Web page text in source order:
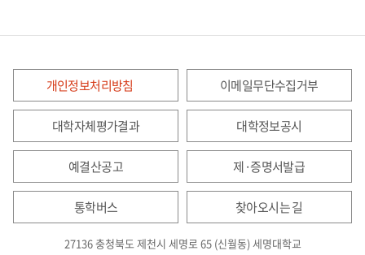
개인정보처리방침 이메일무단수집거부
대학자체평가결과 대학정보공시
예결산공고 제·증명서발급
통학버스 찾아오시는 길
27136 충청북도 제천시 세명로 65 (신월동) 세명대학교